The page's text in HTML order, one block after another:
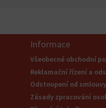
Informace
Všeobecné obchodní
Reklamační řízení a
Odstoupení od smlouvy
Zásady zpracování